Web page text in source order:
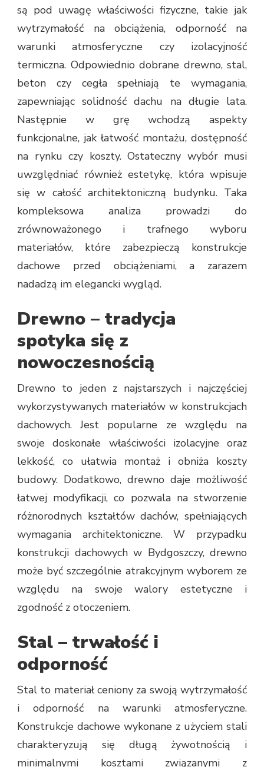
są pod uwagę właściwości fizyczne, takie jak
wytrzymałość na obciążenia, odporność na
warunki atmosferyczne czy izolacyjność
termiczna. Odpowiednio dobrane drewno, stal,
beton czy cegła spełniają te wymagania,
zapewniając solidność dachu na długie lata.
Następnie w grę wchodzą aspekty
funkcjonalne, jak łatwość montażu, dostępność
na rynku czy koszty. Ostateczny wybór musi
uwzględniać również estetykę, która wpisuje
się w całość architektoniczną budynku. Taka
kompleksowa analiza prowadzi do
zrównoważonego i trafnego wyboru
materiałów, które zabezpieczą konstrukcje
dachowe przed obciążeniami, a zarazem
nadadzą im elegancki wygląd.
Drewno – tradycja
spotyka się z
nowoczesnością
Drewno to jeden z najstarszych i najczęściej
wykorzystywanych materiałów w konstrukcjach
dachowych. Jest popularne ze względu na
swoje doskonałe właściwości izolacyjne oraz
lekkość, co ułatwia montaż i obniża koszty
budowy. Dodatkowo, drewno daje możliwość
łatwej modyfikacji, co pozwala na stworzenie
różnorodnych kształtów dachów, spełniających
wymagania architektoniczne. W przypadku
konstrukcji dachowych w Bydgoszczy, drewno
może być szczególnie atrakcyjnym wyborem ze
względu na swoje walory estetyczne i
zgodność z otoczeniem.
Stal – trwałość i
odporność
Stal to materiał ceniony za swoją wytrzymałość
i odporność na warunki atmosferyczne.
Konstrukcje dachowe wykonane z użyciem stali
charakteryzują się długą żywotnością i
minimalnymi kosztami związanymi z